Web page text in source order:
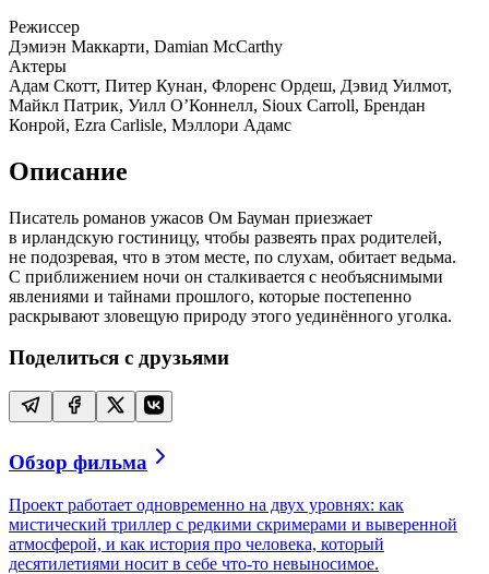
Режиссер
Дэмиэн Маккарти, Damian McCarthy
Актеры
Адам Скотт, Питер Кунан, Флоренс Ордеш, Дэвид Уилмот,
Майкл Патрик, Уилл О’Коннелл, Sioux Carroll, Брендан
Конрой, Ezra Carlisle, Мэллори Адамс
Описание
Писатель романов ужасов Ом Бауман приезжает
в ирландскую гостиницу, чтобы развеять прах родителей,
не подозревая, что в этом месте, по слухам, обитает ведьма.
С приближением ночи он сталкивается с необъяснимыми
явлениями и тайнами прошлого, которые постепенно
раскрывают зловещую природу этого уединённого уголка.
Поделиться с друзьями
Обзор фильма
Проект работает одновременно на двух уровнях: как
мистический триллер с редкими скримерами и выверенной
атмосферой, и как история про человека, который
десятилетиями носит в себе что-то невыносимое.